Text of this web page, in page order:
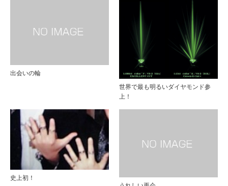
出会いの輪
世界で最も明るいダイヤモンド参
上！
史上初！